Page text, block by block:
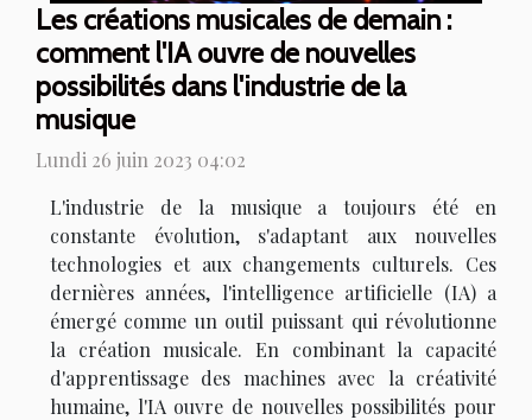
Les créations musicales de demain :
comment l'IA ouvre de nouvelles
possibilités dans l'industrie de la
musique
Lundi 26 juin 2023 04:02
L'industrie de la musique a toujours été en
constante évolution, s'adaptant aux nouvelles
technologies et aux changements culturels. Ces
dernières années, l'intelligence artificielle (IA) a
émergé comme un outil puissant qui révolutionne
la création musicale. En combinant la capacité
d'apprentissage des machines avec la créativité
humaine, l'IA ouvre de nouvelles possibilités pour